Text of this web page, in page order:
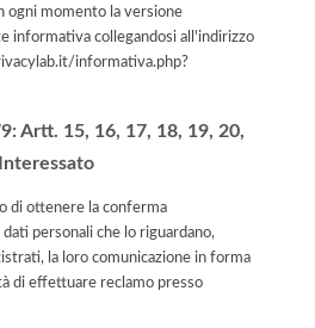
ogni momento la versione
informativa collegandosi all'indirizzo
informativa.php?
Artt. 15, 16, 17, 18, 19, 20,
di ottenere la conferma
personali che lo riguardano,
la loro comunicazione in forma
di effettuare reclamo presso